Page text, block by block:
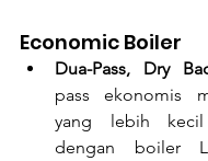
Economic Boiler
Dua-Pass, Dry
pass ekonomis
yang lebih kecil
dengan boiler